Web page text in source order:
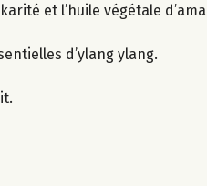
et l’huile végétale
d’ylang ylang.